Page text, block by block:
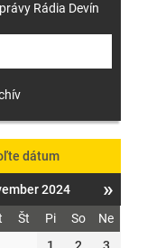
Rádia Devín
dátum
2024 »
Št Pi So
Ne